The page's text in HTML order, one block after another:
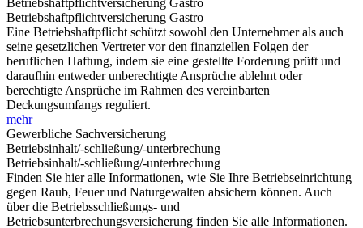
Betriebshaftpflichtversicherung Gastro
Eine Betriebshaftpflicht schützt sowohl den Unternehmer als auch
seine gesetzlichen Vertreter vor den finanziellen Folgen der
beruflichen Haftung, indem sie eine gestellte Forderung prüft und
daraufhin entweder unberechtigte Ansprüche ablehnt oder
berechtigte Ansprüche im Rahmen des vereinbarten
Deckungsumfangs reguliert.
mehr
Gewerbliche Sachversicherung
Betriebsinhalt/-schließung/-unterbrechung
Betriebsinhalt/-schließung/-unterbrechung
Finden Sie hier alle Informationen, wie Sie Ihre Betriebseinrichtung
gegen Raub, Feuer und Naturgewalten absichern können. Auch
über die Betriebsschließungs- und
Betriebsunterbrechungsversicherung finden Sie alle Informationen.